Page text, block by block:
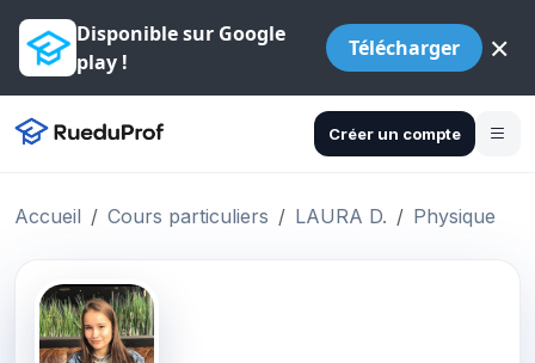
Disponible sur Google
play !
Télécharger ×
Créer un compte
Accueil Cours particuliers LAURA D. Physique